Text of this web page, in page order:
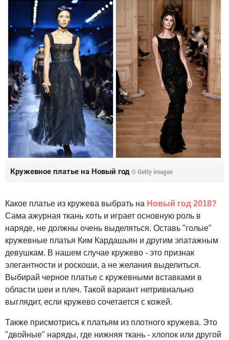
Кружевное платье на Новый год © Getty images
Какое платье из кружева выбрать на Новый год 2018?
Сама ажурная ткань хоть и играет основную роль в
наряде, не должны очень выделяться. Оставь "голые"
кружевные платья Ким Кардашьян и другим эпатажным
девушкам. В нашем случае кружево - это признак
элегантности и роскоши, а не желания выделиться.
Выбирай черное платье с кружевными вставками в
области шеи и плеч. Такой вариант нетривиально
выглядит, если кружево сочетается с кожей.
Также присмотрись к платьям из плотного кружева. Это
"двойные" наряды, где нижняя ткань - хлопок или другой